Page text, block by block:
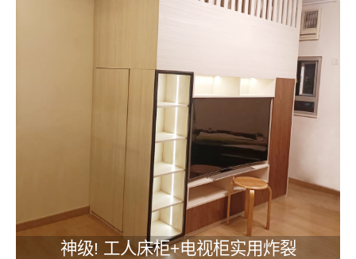
神级! 工人床柜+电视柜实用炸裂